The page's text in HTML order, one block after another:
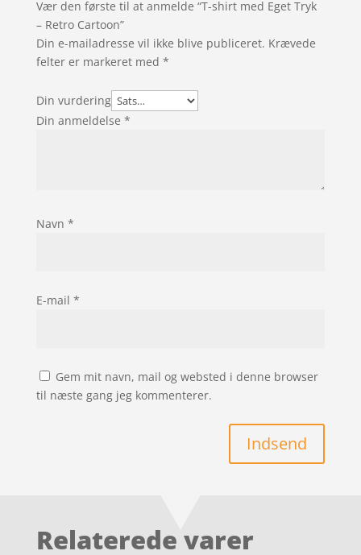
Vær den første til at anmelde “T-shirt med Eget Tryk
– Retro Cartoon”
Din e-mailadresse vil ikke blive publiceret. Krævede
felter er markeret med *
Din vurdering
Din anmeldelse *
Navn *
E-mail *
Gem mit navn, mail og websted i denne browser
til næste gang jeg kommenterer.
Indsend
Relaterede varer